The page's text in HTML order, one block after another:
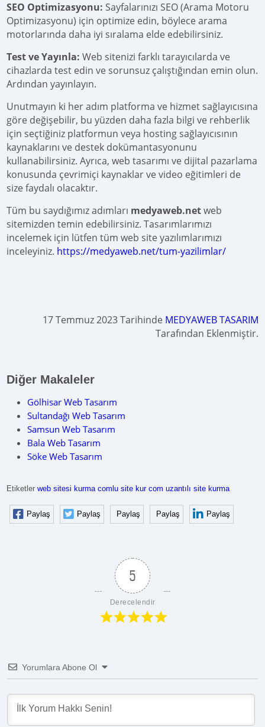
SEO Optimizasyonu: Sayfalarınızı SEO (Arama Motoru
Optimizasyonu) için optimize edin, böylece arama
motorlarında daha iyi sıralama elde edebilirsiniz.
Test ve Yayınla: Web sitenizi farklı tarayıcılarda ve
cihazlarda test edin ve sorunsuz çalıştığından emin olun.
Ardından yayınlayın.
Unutmayın ki her adım platforma ve hizmet sağlayıcısına
göre değişebilir, bu yüzden daha fazla bilgi ve rehberlik
için seçtiğiniz platformun veya hosting sağlayıcısının
kaynaklarını ve destek dokümantasyonunu
kullanabilirsiniz. Ayrıca, web tasarımı ve dijital pazarlama
konusunda çevrimiçi kaynaklar ve video eğitimleri de
size faydalı olacaktır.
Tüm bu saydığımız adımları medyaweb.netweb
sitemizden temin edebilirsiniz. Tasarımlarımızı
incelemek için lütfen tüm web site yazılımlarımızı
inceleyiniz. https://medyaweb.net/tum-yazilimlar/
17 Temmuz 2023 Tarihinde MEDYAWEB TASARIM
Tarafından Eklenmiştir.
Diğer Makaleler
Gölhisar Web Tasarım
Sultandağı Web Tasarım
Samsun Web Tasarım
Bala Web Tasarım
Söke Web Tasarım
Etiketlerweb sitesi kurma comlu site kur com uzantılı site kurma
Paylaş Paylaş Paylaş Paylaş Paylaş
5
Derecelendir
Yorumlara Abone Ol